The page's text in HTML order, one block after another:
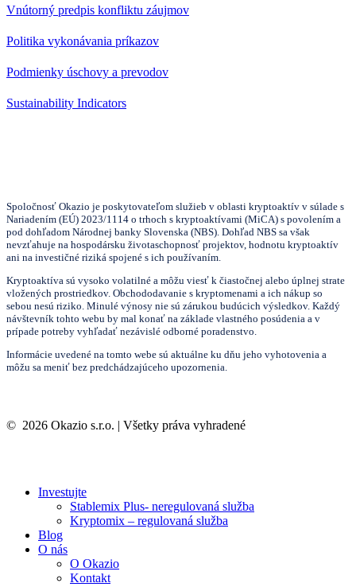
Vnútorný predpis konfliktu záujmov
Politika vykonávania príkazov
Podmienky úschovy a prevodov
Sustainability Indicators
Spoločnosť Okazio je poskytovateľom služieb v oblasti kryptoaktív v súlade s
Nariadením (EÚ) 2023/1114 o trhoch s kryptoaktívami (MiCA) s povolením a
pod dohľadom Národnej banky Slovenska (NBS). Dohľad NBS sa však
nevzťahuje na hospodársku životaschopnosť projektov, hodnotu kryptoaktív
ani na investičné riziká spojené s ich používaním.
Kryptoaktíva sú vysoko volatilné a môžu viesť k čiastočnej alebo úplnej strate
vložených prostriedkov. Obchododavanie s kryptomenami a ich nákup so
sebou nesú riziko. Minulé výnosy nie sú zárukou budúcich výsledkov. Každý
návštevník tohto webu by mal konať na základe vlastného posúdenia a v
prípade potreby vyhľadať nezávislé odborné poradenstvo.
Informácie uvedené na tomto webe sú aktuálne ku dňu jeho vyhotovenia a
môžu sa meniť bez predchádzajúceho upozornenia.
© 2026 Okazio s.r.o. | Všetky práva vyhradené
Investujte
Stablemix Plus- neregulovaná služba
Kryptomix – regulovaná služba
Blog
O nás
O Okazio
Kontakt